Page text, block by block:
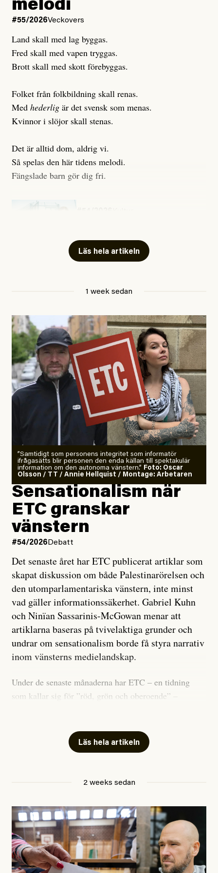
Uppdaterad7 August, 2026
Uppdaterad3 August, 2026
melodi
#55/2026Veckovers
Land skall med lag byggas.
Fred skall med vapen tryggas.
Brott skall med skott förebyggas.
Folket från folkbildning skall renas.
Med hederlig är det svensk som menas.
Kvinnor i slöjor skall stenas.
Det är alltid dom, aldrig vi.
Så spelas den här tidens melodi.
Fängslade barn gör dig fri.
Läs hela artikeln
1 week sedan
”Samtidigt som personens integritet som informatör
ifrågasätts blir personen den enda källan till spektakulär
information om den autonoma vänstern.” Foto: Oscar
Olsson / TT / Annie Hellquist / Montage: Arbetaren
Sensationalism när
ETC granskar
vänstern
#54/2026 Debatt
Det senaste året har ETC publicerat artiklar som
skapat diskussion om både Palestinarörelsen och
den utomparlamentariska vänstern, inte minst
vad gäller informationssäkerhet. Gabriel Kuhn
och Ninïan Sassarinis-McGowan menar att
artiklarna baseras på tvivelaktiga grunder och
undrar om sensationalism borde få styra narrativ
inom vänsterns medielandskap.
Under de senaste månaderna har ETC – en tidning
som kallar sig för ”röd, grön och oberoende” –
skriver för? Vad betyder det att vara en ”röd, grön och
oberoende” tidning? Och vad är egentligen bra
utpekas som israelisk infiltratör”. Enligt ingressen
handlar artikeln om en person vars ”bakgrund skapar
splittring och oro i rörelsen”. Problemet är att artikeln
skapar betydligt mer oro i palestinarörelsen – och den
Läs hela artikeln
2 weeks sedan